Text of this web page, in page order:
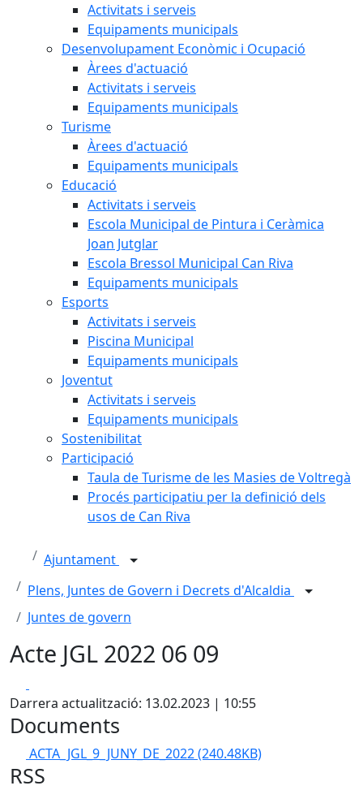
Activitats i serveis
Equipaments municipals
Desenvolupament Econòmic i Ocupació
Àrees d'actuació
Activitats i serveis
Equipaments municipals
Turisme
Àrees d'actuació
Equipaments municipals
Educació
Activitats i serveis
Escola Municipal de Pintura i Ceràmica
Joan Jutglar
Escola Bressol Municipal Can Riva
Equipaments municipals
Esports
Activitats i serveis
Piscina Municipal
Equipaments municipals
Joventut
Activitats i serveis
Equipaments municipals
Sostenibilitat
Participació
Taula de Turisme de les Masies de Voltregà
Procés participatiu per la definició dels
usos de Can Riva
Ajuntament
Plens, Juntes de Govern i Decrets d'Alcaldia
Juntes de govern
Acte JGL 2022 06 09
Darrera actualització: 13.02.2023 | 10:55
Documents
ACTA_JGL_9_JUNY_DE_2022(240.48KB)
RSS